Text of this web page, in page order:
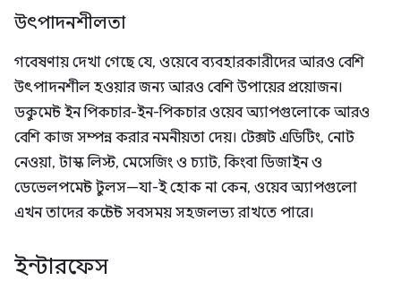
উৎপাদনশীলতা
গবেষণায় দেখা গেছে যে, ওয়েবে ব্যবহারকারীদের আরও বেশি
উৎপাদনশীল হওয়ার জন্য আরও বেশি উপায়ের প্রয়োজন।
ডকুমেন্ট ইন পিকচার-ইন-পিকচার ওয়েব অ্যাপগুলোকে আরও
বেশি কাজ সম্পন্ন করার নমনীয়তা দেয়। টেক্সট এডিটিং, নোট
নেওয়া, টাস্ক লিস্ট, মেসেজিং ও চ্যাট, কিংবা ডিজাইন ও
ডেভেলপমেন্ট টুলস—যা-ই হোক না কেন, ওয়েব অ্যাপগুলো
এখন তাদের কন্টেন্ট সবসময় সহজলভ্য রাখতে পারে।
ইন্টারফেস